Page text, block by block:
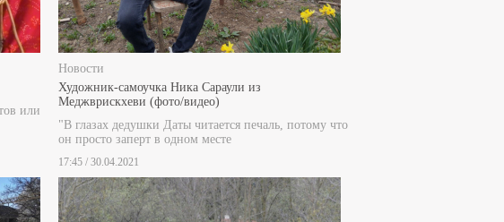
или
Новости
Художник-самоучка Ника Сараули из
Меджврискхеви (фото/видео)
"В глазах дедушки Даты читается печаль, потому что
он просто заперт в одном месте
17:45 / 30.04.2021